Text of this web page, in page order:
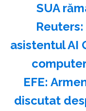
SUA
asistentul AI
EFE:
discutat